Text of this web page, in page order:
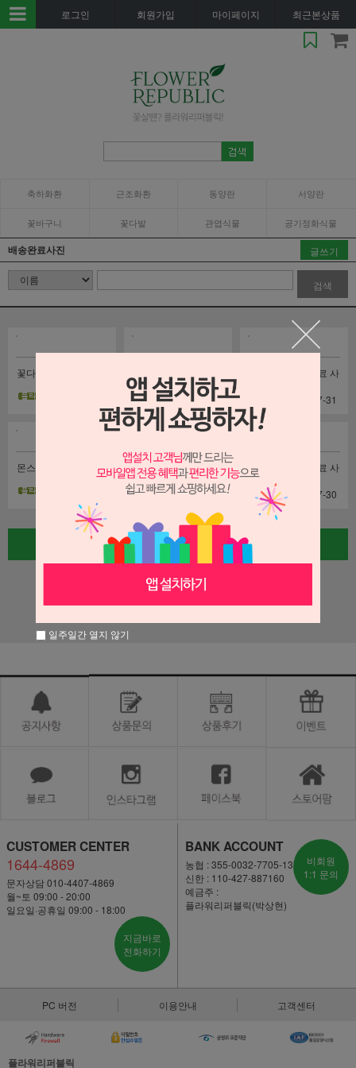
로그인 회원가입 마이페이지 최근본상품
축하화환 근조화환 동양란 서양란
꽃바구니 꽃다발 관엽식물 공기정화식물
배송완료사진 글쓰기
검색
꽃다발 배달완료 사진
진입니다
| 2026-07-31
고무나무 배달완료 사
| 2026-07-31
몬스테라 배달완료 사
마리안느 배달완료 사
진입니다
| 2026-07-31
꽃바구니 배달완료 사
진입니다
| 2026-07-30
글쓰기
3 4
CUSTOMER CENTER
1644-4869
문자상담 010-4407-4869
월~토 09:00 - 20:00
일요일·공휴일 09:00 - 18:00
지금바로
전화하기
BANK ACCOUNT
농협 : 355-0032-7705-13
신한 : 110-427-887160
예금주 :
플라워리퍼블릭(박상현)
비회원
1:1 문의
PC 버전 이용안내 고객센터
플라워리퍼블릭
일주일간 열지 않기